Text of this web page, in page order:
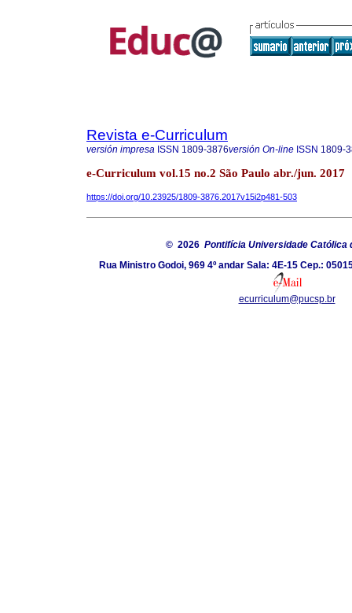
Revista e-Curriculum
versión impresa ISSN 1809-3876versión On-line ISSN 1809-
e-Curriculum vol.15 no.2 São Paulo abr./jun. 2017
https://doi.org/10.23925/1809-3876.2017v15i2p481-503
© 2026 Pontifícia Universidade Católica
Rua Ministro Godoi, 969 4º andar Sala: 4E-15 Cep.:
ecurriculum@pucsp.br